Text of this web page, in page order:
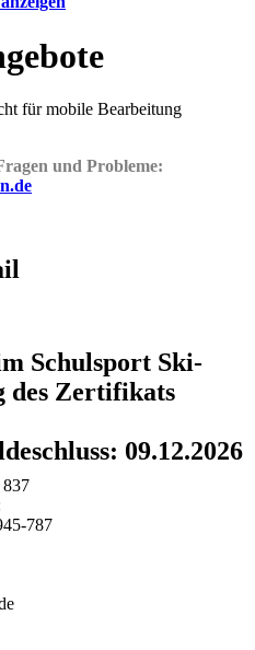
für mobile Bearbeitung
und Probleme:
Schulsport Ski-
des Zertifikats
09.12.2026
787